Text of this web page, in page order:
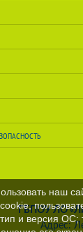
ГБПОУ ЛО
Адрес:
наш
и версия ОС;